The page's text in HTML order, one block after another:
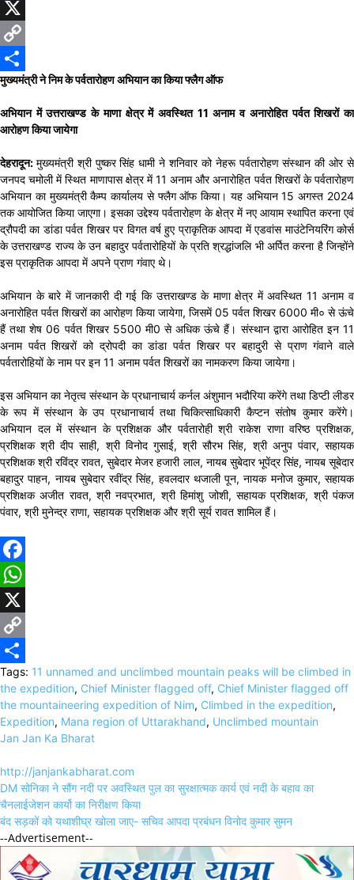
WhatsApp
X
Copy
Link
Share
मुख्यमंत्री ने निम के पर्वतारोहण अभियान का किया फ्लैग ऑफ
अभियान में उत्तराखण्ड के माणा क्षेत्र में अवस्थित 11 अनाम व अनारोहित पर्वत शिखरों का
आरोहण किया जायेगा
देहरादून: मुख्यमंत्री श्री पुष्कर सिंह धामी ने शनिवार को नेहरू पर्वतारोहण संस्थान की ओर से
जनपद चमोली में स्थित माणापास क्षेत्र में 11 अनाम और अनारोहित पर्वत शिखरों के पर्वतारोहण
अभियान का मुख्यमंत्री कैम्प कार्यालय से फ्लैग ऑफ किया। यह अभियान 15 अगस्त 2024
तक आयोजित किया जाएगा। इसका उद्देश्य पर्वतारोहण के क्षेत्र में नए आयाम स्थापित करना एवं
द्रौपदी का डांडा पर्वत शिखर पर विगत वर्ष हुए प्राकृतिक आपदा में एडवांस माउंटेनियरिंग कोर्स
के उत्तराखण्ड राज्य के उन बहादुर पर्वतारोहियों के प्रति श्रद्धांजलि भी अर्पित करना है जिन्होंने
इस प्राकृतिक आपदा में अपने प्राण गंवाए थे।
अभियान के बारे में जानकारी दी गई कि उत्तराखण्ड के माणा क्षेत्र में अवस्थित 11 अनाम व
अनारोहित पर्वत शिखरों का आरोहण किया जायेगा, जिसमें 05 पर्वत शिखर 6000 मी० से ऊंचे
हैं तथा शेष 06 पर्वत शिखर 5500 मी0 से अधिक ऊंचे हैं। संस्थान द्वारा आरोहित इन 11
अनाम पर्वत शिखरों को द्रोपदी का डांडा पर्वत शिखर पर बहादुरी से प्राण गंवाने वाले
पर्वतारोहियों के नाम पर इन 11 अनाम पर्वत शिखरों का नामकरण किया जायेगा।
इस अभियान का नेतृत्व संस्थान के प्रधानाचार्य कर्नल अंशुमान भदौरिया करेंगे तथा डिप्टी लीडर
के रूप में संस्थान के उप प्रधानाचार्य तथा चिकित्साधिकारी कैप्टन संतोष कुमार करेंगे।
अभियान दल में संस्थान के प्रशिक्षक और पर्वतारोही श्री राकेश राणा वरिष्ठ प्रशिक्षक,
प्रशिक्षक श्री दीप साही, श्री विनोद गुसाई, श्री सौरभ सिंह, श्री अनुप पंवार, सहायक
प्रशिक्षक श्री रविंद्र रावत, सुबेदार मेजर हजारी लाल, नायब सुबेदार भूपेंद्र सिंह, नायब सूबेदार
बहादुर पाहन, नायब सुबेदार रवींद्र सिंह, हवलदार थजाली पून, नायक मनोज कुमार, सहायक
प्रशिक्षक अजीत रावत, श्री नवप्रभात, श्री हिमांशु जोशी, सहायक प्रशिक्षक, श्री पंकज
पंवार, श्री मुनेन्द्र राणा, सहायक प्रशिक्षक और श्री सूर्य रावत शामिल हैं।
Facebook
WhatsApp
X
Copy
Link
Share
Tags: 11 unnamed and unclimbed mountain peaks will be climbed in
the expedition, Chief Minister flagged off, Chief Minister flagged off
the mountaineering expedition of Nim, Climbed in the expedition,
Expedition, Mana region of Uttarakhand, Unclimbed mountain
Jan Jan Ka Bharat
http://janjankabharat.com
Post
navigation
DM सोनिका ने सौंग नदी पर अवस्थित पुल का सुरक्षात्मक कार्य एवं नदी के बहाव का
चैनलाईजेशन कार्यो का निरीक्षण किया
बंद सड़कों को यथाशीघ्र खोला जाए- सचिव आपदा प्रबंधन विनोद कुमार सुमन
--Advertisement--